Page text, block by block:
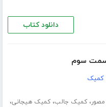
دانلود کتاب
کمیک
،کمیک جالب،کمیک هیجانی،